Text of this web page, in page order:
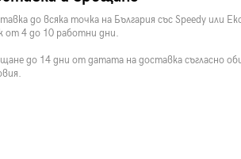
до всяка точка на България със Speedy или
от 4 до 10 работни дни.
до 14 дни от датата на доставка съгласно